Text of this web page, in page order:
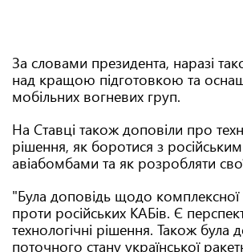
За словами президента, наразі
над кращою підготовкою та
мобільних вогневих груп.
На Ставці також доповіли про
рішення, як боротися з
авіабомбами та як розробляти
"Була доповідь щодо
проти російських КАБів. Є
технологічні рішення. Також була
поточного стану української